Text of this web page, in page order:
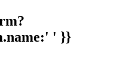
' }}